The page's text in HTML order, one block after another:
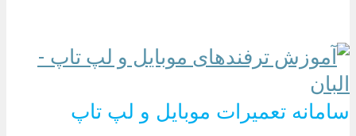
سامانه تعمیرات موبایل و لپ تاپ